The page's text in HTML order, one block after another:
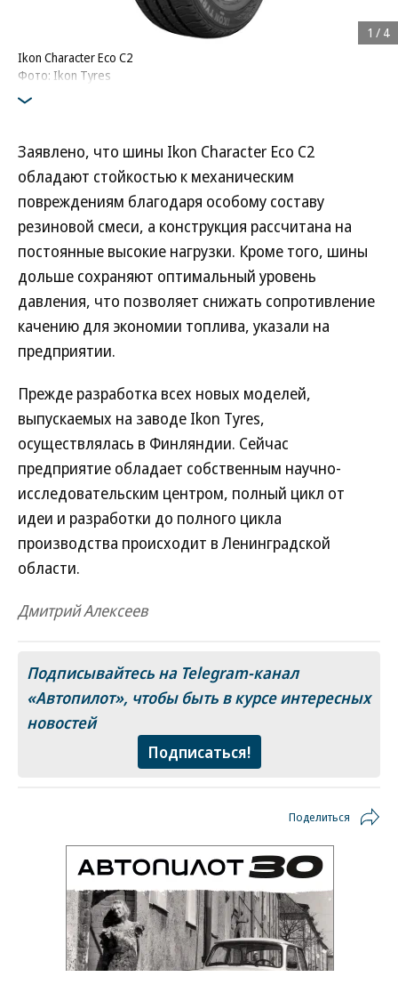
Ikon Character Eco C2
Фото: Ikon Tyres
1 / 4
Заявлено, что шины Ikon Character Eco C2
обладают стойкостью к механическим
повреждениям благодаря особому составу
резиновой смеси, а конструкция рассчитана на
постоянные высокие нагрузки. Кроме того, шины
дольше сохраняют оптимальный уровень
давления, что позволяет снижать сопротивление
качению для экономии топлива, указали на
предприятии.
Прежде разработка всех новых моделей,
выпускаемых на заводе Ikon Tyres,
осуществлялась в Финляндии. Сейчас
предприятие обладает собственным научно-
исследовательским центром, полный цикл от
идеи и разработки до полного цикла
производства происходит в Ленинградской
области.
Дмитрий Алексеев
Подписывайтесь на Telegram-канал
«Автопилот», чтобы быть в курсе интересных
новостей
Подписаться!
Поделиться